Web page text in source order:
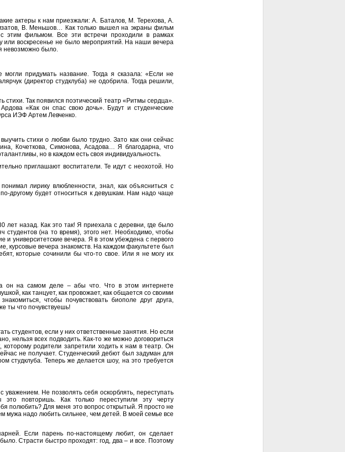
актеры к нам приезжали: А. Баталов, М. Терехова, А.
В. Меньшов… Как только вышел на экраны фильм
фильмом. Все эти встречи проходили в рамках
или воскресенье не было мероприятий. На наши вечера
невозможно было.
придумать название. Тогда я сказала: «Если не
(директор студклуба) не одобрила. Тогда решили,
Так появился поэтический театр «Ритмы сердца».
«Как он спас свою дочь». Будут и студенческие
ИЭФ Артем Левченко.
стихи о любви было трудно. Зато как они сейчас
Кочеткова, Симонова, Асадова… Я благодарна, что
но в каждом есть своя индивидуальность.
приглашают воспитатели. Те идут с неохотой. Но
лирику влюбленности, знал, как объясниться с
другому будет относиться к девушкам. Нам надо чаще
лет назад. Как это так! Я приехала с деревни, где было
студентов (на то время), этого нет. Необходимо, чтобы
и университетские вечера. Я в этом убеждена с первого
курсовые вечера знакомств. На каждом факультете был
которые сочинили бы что-то свое. Или я не могу их
он на самом деле – абы что. Что в этом интернете
как танцует, как провожает, как общается со своими
чтобы почувствовать биополе друг друга,
ты что почувствуешь!
студентов, если у них ответственные занятия. Но если
нельзя всех подводить. Как-то же можно договориться
родители запретили ходить к нам в театр. Он
не получает. Студенческий дебют был задуман для
студклуба. Теперь же делается шоу, на это требуется
Не позволять себя оскорблять, переступать
повторишь. Как только переступили эту черту
полюбить? Для меня это вопрос открытый. Я просто не
мужа надо любить сильнее, чем детей. В моей семье все
Если парень по-настоящему любит, он сделает
Страсти быстро проходят: год, два – и все. Поэтому